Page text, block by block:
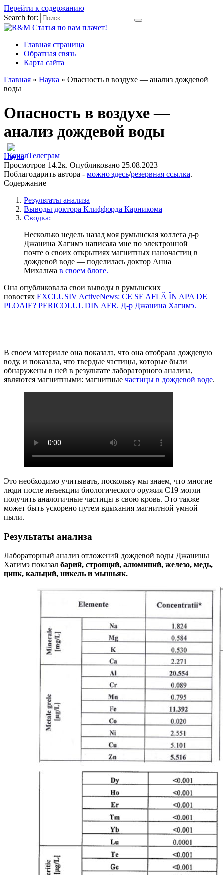
Перейти к содержанию
Search for:
Главная страница
Обратная связь
Карта сайта
Главная » Наука » Опасность в воздухе — анализ дождевой
воды
Опасность в воздухе —
анализ дождевой воды
Наука
Просмотров 14.2к. Опубликовано 25.08.2023
Поблагодарить автора - можно здесь/резервная ссылка.
Содержание
Результаты анализа
Выводы доктора Клиффорда Карникома
Сводка:
Несколько недель назад моя румынская коллега д-р
Джанина Хагимэ написала мне по электронной
почте о своих открытиях магнитных наночастиц в
дождевой воде — поделилась доктор Анна
Михальча в своем блоге.
Она опубликовала свои выводы в румынских
новостях EXCLUSIV ActiveNews: CE SE AFLĂ ÎN APA DE
PLOAIE? PERICOLUL DIN AER. Д-р Джанина Хагимэ.
В своем материале она показала, что она отобрала дождевую
воду, и показала, что твердые частицы, которые были
обнаружены в ней в результате лабораторного анализа,
являются магнитными: магнитные частицы в дождевой воде.
Это необходимо учитывать, поскольку мы знаем, что многие
люди после инъекции биологического оружия C19 могли
получить аналогичные частицы в свою кровь. Это также
может быть ускорено путем вдыхания магнитной умной
пыли.
Результаты анализа
Лабораторный анализ отложений дождевой воды Джанины
Хагимэ показал барий, стронций, алюминий, железо, медь,
цинк, кальций, никель и мышьяк.